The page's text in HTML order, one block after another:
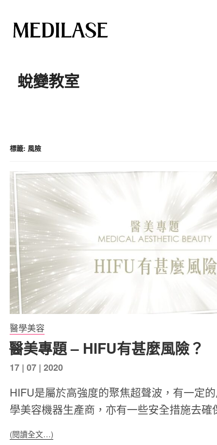
蛻變教室
標籤: 風險
醫學美容
醫美專題 – HIFU有甚麼風險？
發
於
17 | 07 | 2020
HIFU是屬於高強度的聚焦超聲波，有一定
學美容機器生產商，亦有一些安全措施去
(閱讀全文…)